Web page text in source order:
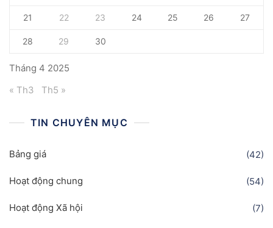
Tháng 4 2025
21 22 23 24 25 26 27
28 29 30
« Th3 Th5 »
TIN CHUYÊN MỤC
Bảng giá (42)
Hoạt động chung (54)
Hoạt động Xã hội (7)